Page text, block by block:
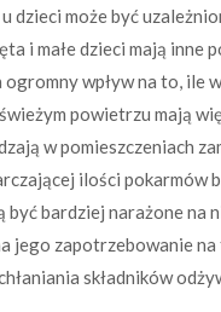
dzieci może być
i małe dzieci mają inne
ogromny wpływ na to,
powietrzu mają
w pomieszczeniach
ilości pokarmów
być bardziej narażone
jego zapotrzebowanie
składników